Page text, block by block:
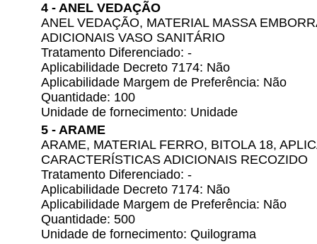
4 - ANEL VEDAÇÃO
ANEL VEDAÇÃO, MATERIAL MASSA
ADICIONAIS VASO SANITÁRIO
Tratamento Diferenciado: -
Aplicabilidade Decreto 7174: Não
Aplicabilidade Margem de Preferência: Não
Quantidade: 100
Unidade de fornecimento: Unidade
5 - ARAME
ARAME, MATERIAL FERRO, BITOLA 18,
CARACTERÍSTICAS ADICIONAIS RECOZIDO
Tratamento Diferenciado: -
Aplicabilidade Decreto 7174: Não
Aplicabilidade Margem de Preferência: Não
Quantidade: 500
Unidade de fornecimento: Quilograma